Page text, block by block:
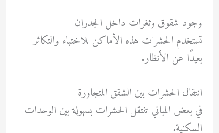
وجود شقوق وثغرات داخل الجدران
تستخدم الحشرات هذه الأماكن للاختباء والتكاثر
بعيدًا عن الأنظار.
انتقال الحشرات بين الشقق المتجاورة
في بعض المباني تنتقل الحشرات بسهولة بين الوحدات
السكنية.